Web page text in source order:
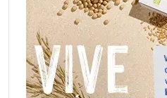
Previous